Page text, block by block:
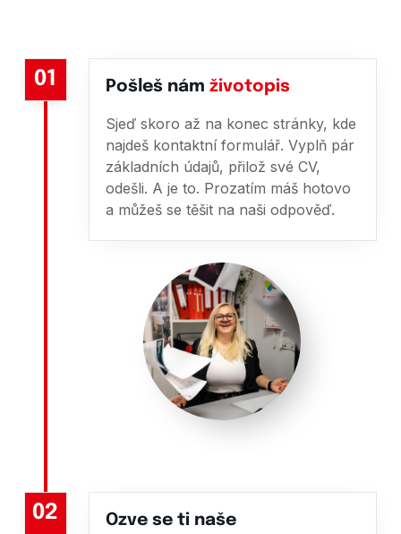
01 Pošleš nám životopis
Sjeď skoro až na konec stránky, kde
najdeš kontaktní formulář. Vyplň pár
základních údajů, přilož své CV,
odešli. A je to. Prozatím máš hotovo
a můžeš se těšit na naši odpověď.
02
Ozve se ti naše